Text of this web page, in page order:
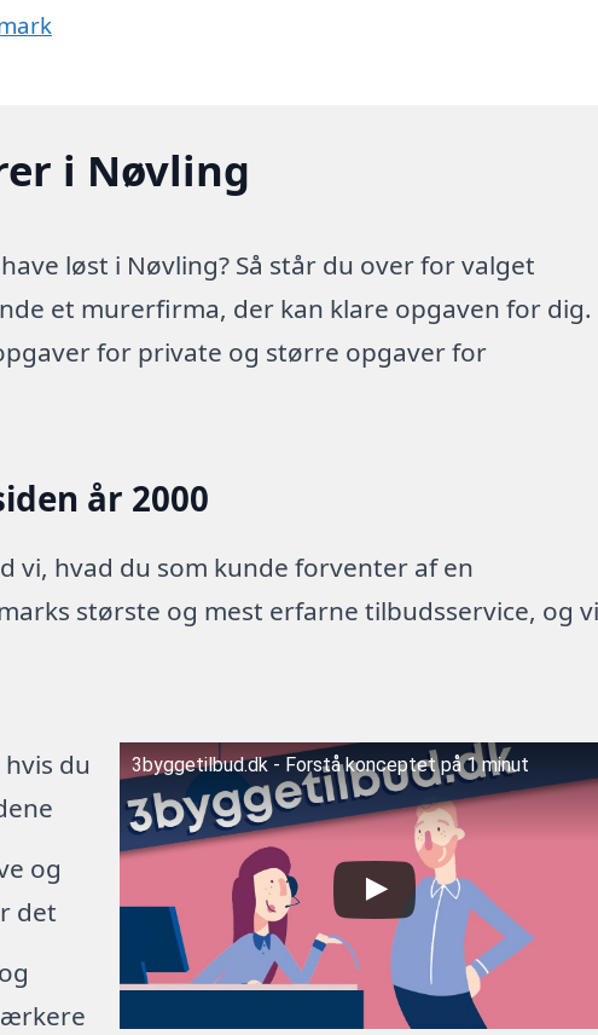
i Nøvling
løst i Nøvling? Så står du over for valget
et murerfirma, der kan klare opgaven for dig.
for private og større opgaver for
år 2000
vi, hvad du som kunde forventer af en
største og mest erfarne tilbudsservice, og
du
og
det
3byggetilbud.dk - Forstå konceptet på 1 minut